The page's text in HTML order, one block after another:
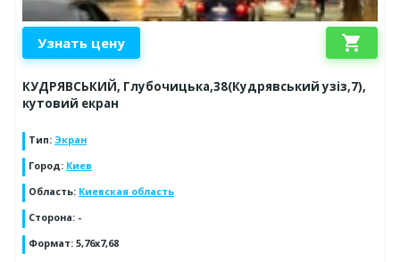
Узнать цену shopping_cart
КУДРЯВСЬКИЙ, Глубочицька,38(Кудрявський узіз,7),
кутовий екран
Тип: Экран
Город: Киев
Область: Киевская область
Сторона: -
Формат: 5,76х7,68